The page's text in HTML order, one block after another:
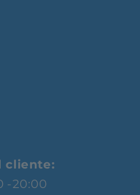
cliente:
-20:00